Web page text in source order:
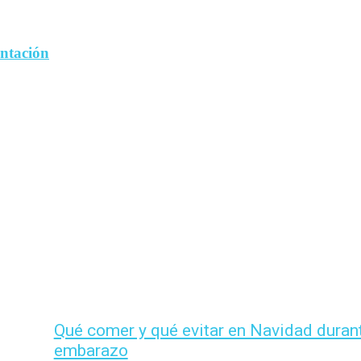
Qué comer y qué evitar en Navidad
embarazo